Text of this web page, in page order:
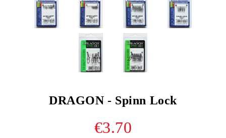
DRAGON - Spinn Lock
€3.70